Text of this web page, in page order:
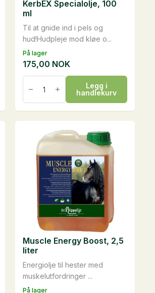
På lager
Til at gnide ind i pels og
hud!Hudpleje mod kløe o...
KerbEX Specialolje, 100
ml
175,00 NOK
KerbEX
Specialolje,
ml
antall
Legg i
handlekurv
På lager
Energiolje til hester med
muskelutfordringer ...
Muscle Energy Boost, 2,5
liter